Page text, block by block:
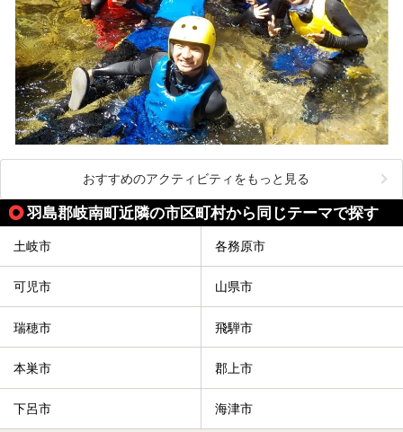
おすすめのアクティビティをもっと見る
羽島郡岐南町近隣の市区町村から同じテーマで探す
土岐市 各務原市
可児市 山県市
瑞穂市 飛騨市
本巣市 郡上市
下呂市 海津市